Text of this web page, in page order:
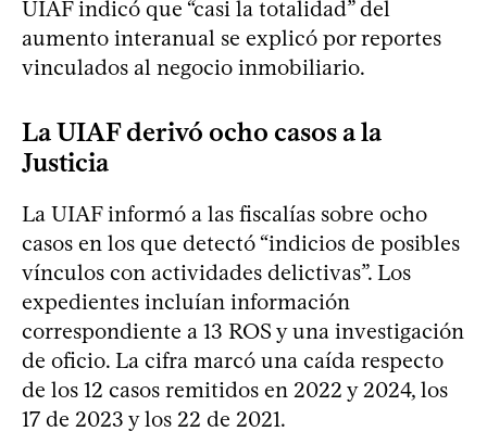
UIAF indicó que “casi la totalidad” del
aumento interanual se explicó por reportes
vinculados al negocio inmobiliario.
La UIAF derivó ocho casos a la
Justicia
La UIAF informó a las fiscalías sobre ocho
casos en los que detectó “indicios de posibles
vínculos con actividades delictivas”. Los
expedientes incluían información
correspondiente a 13 ROS y una investigación
de oficio. La cifra marcó una caída respecto
de los 12 casos remitidos en 2022 y 2024, los
17 de 2023 y los 22 de 2021.